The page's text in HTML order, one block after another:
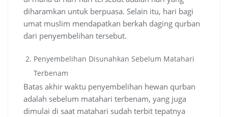
diharamkan untuk berpuasa. Selain itu, hari bagi
umat muslim mendapatkan berkah daging qurban
dari penyembelihan tersebut.
Penyembelihan Disunahkan Sebelum Matahari
Terbenam
Batas akhir waktu penyembelihan hewan qurban
adalah sebelum matahari terbenam, yang juga
dimulai di saat matahari sudah terbit tepatnya